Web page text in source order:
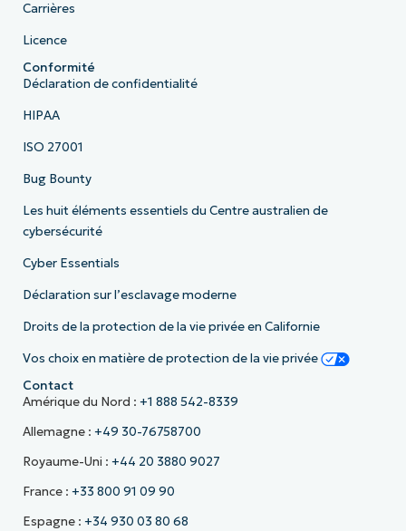
Carrières
Licence
Conformité
Déclaration de confidentialité
HIPAA
ISO 27001
Bug Bounty
Les huit éléments essentiels du Centre australien de
cybersécurité
Cyber Essentials
Déclaration sur l’esclavage moderne
Droits de la protection de la vie privée en Californie
Vos choix en matière de protection de la vie privée
Contact
Amérique du Nord : +1 888 542-8339
Allemagne : +49 30-76758700
Royaume-Uni : +44 20 3880 9027
France : +33 800 91 09 90
Espagne : +34 930 03 80 68